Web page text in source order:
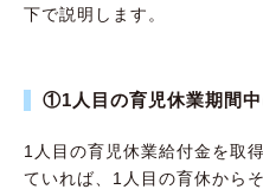
下で説明します。
①1人目の育児休業期間
1人目の育児休業給付金を取
ていれば、1人目の育休から